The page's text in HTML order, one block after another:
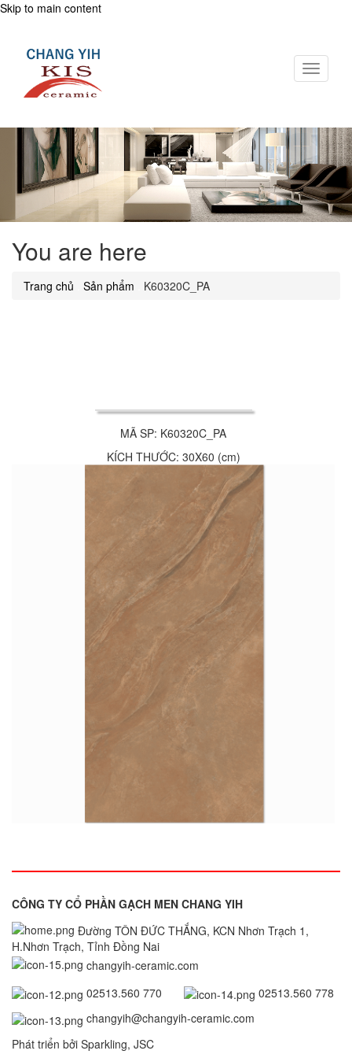
Skip to main content
Toggle
You are here
Trang chủ Sản phẩm K60320C_PA
MÃ SP: K60320C_PA
KÍCH THƯỚC: 30X60 (cm)
CÔNG TY CỔ PHẦN GẠCH MEN CHANG YIH
Đường TÔN ĐỨC THẮNG, KCN Nhơn Trạch 1,
H.Nhơn Trạch, Tỉnh Đồng Nai
changyih-ceramic.com
02513.560 770
02513.560 778
changyih@changyih-ceramic.com
Phát triển bởi Sparkling, JSC